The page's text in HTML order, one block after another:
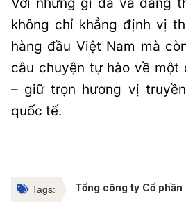
Với những gì đã và đang
không chỉ khẳng định vị
hàng đầu Việt Nam mà
câu chuyện tự hào về một
– giữ trọn hương vị
quốc tế.
Tags: Tổng công ty Cổ phần